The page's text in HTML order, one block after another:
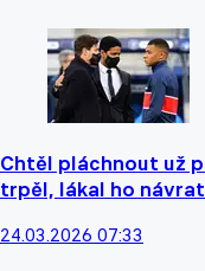
Chtěl pláchnout už
trpěl, lákal ho
24.03.2026 07:33